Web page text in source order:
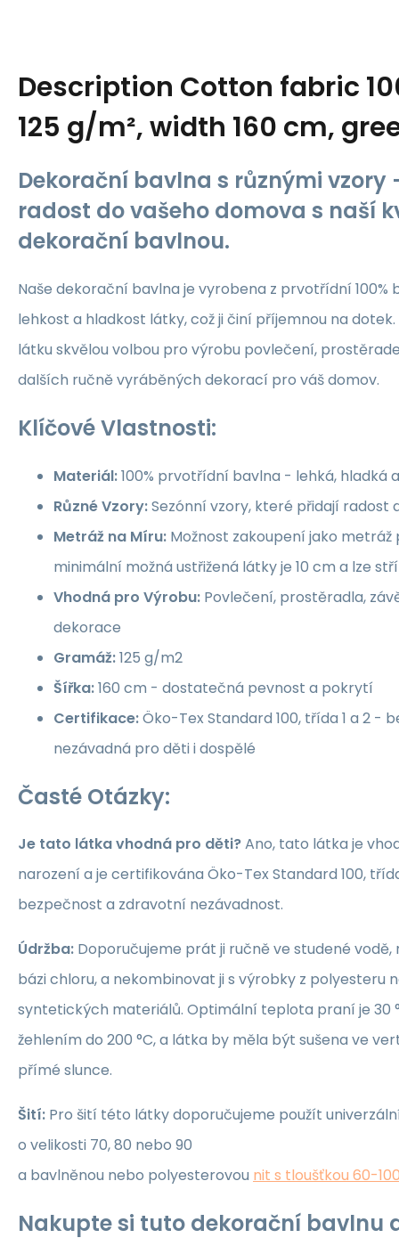
Description Cotton fabric
125 g/m², width 160 cm,
Dekorační bavlna s různými vzory
radost do vašeho domova s naší
dekorační bavlnou.
Naše dekorační bavlna je vyrobena z prvotřídní 100%
lehkost a hladkost látky, což ji činí příjemnou na
látku skvělou volbou pro výrobu povlečení,
dalších ručně vyráběných dekorací pro váš domov.
Klíčové Vlastnosti:
Materiál:100% prvotřídní bavlna - lehká, hladká
Různé Vzory:Sezónní vzory, které přidají radost
Metráž na Míru: Možnost zakoupení jako
minimální možná ustřižená látky je 10 cm a lze
Vhodná pro Výrobu: Povlečení, prostěradla,
dekorace
Gramáž:125 g/m2
Šířka:160 cm - dostatečná pevnost a pokrytí
Certifikace:Öko-Tex Standard 100, třída 1 a 2 -
nezávadná pro děti i dospělé
Časté Otázky:
Je tato látka vhodná pro děti?Ano, tato látka je
narození a je certifikována Öko-Tex Standard 100,
bezpečnost a zdravotní nezávadnost.
Údržba: Doporučujeme prát ji ručně ve studené
bázi chloru, a nekombinovat ji s výrobky z polyesteru
syntetických materiálů. Optimální teplota praní je 30
žehlením do 200 °C, a látka by měla být sušena ve
přímé slunce.
Šití: Pro šití této látky doporučujeme použít
o velikosti 70, 80 nebo 90
a bavlněnou nebo polyesterovou nit s tloušťkou 60-
Nakupte si tuto dekorační bavlnu